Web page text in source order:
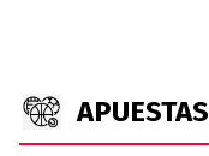
APUESTAS